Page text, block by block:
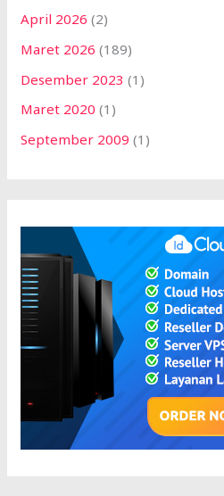
April 2026 (2)
Maret 2026 (189)
Desember 2023 (1)
Maret 2020 (1)
September 2009 (1)